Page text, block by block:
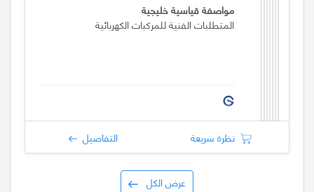
مواصفة قياسية خليجية
المتطلبات الفنية للمركبات الكهربائية
نظرة سريعة التفاصيل
عرض الكل